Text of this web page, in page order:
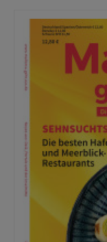
Daten zum
unsere
Blick ins Buch